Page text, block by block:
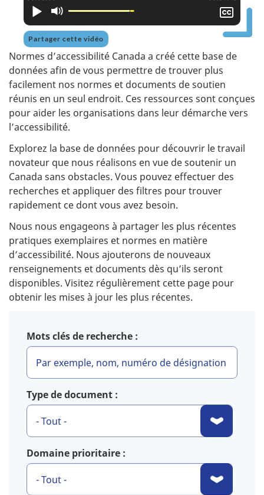
Partager cette vidéo
Lire Activer
le
mode
muet
le
sous-
Normes d’accessibilité Canada a créé cette base de
données afin de vous permettre de trouver plus
facilement nos normes et documents de soutien
réunis en un seul endroit. Ces ressources sont conçues
pour aider les organisations dans leur démarche vers
l’accessibilité.
Explorez la base de données pour découvrir le travail
novateur que nous réalisons en vue de soutenir un
Canada sans obstacles. Vous pouvez effectuer des
recherches et appliquer des filtres pour trouver
rapidement ce dont vous avez besoin.
Nous nous engageons à partager les plus récentes
pratiques exemplaires et normes en matière
d’accessibilité. Nous ajouterons de nouveaux
renseignements et documents dès qu’ils seront
disponibles. Visitez régulièrement cette page pour
obtenir les mises à jour les plus récentes.
Mots clés de recherche :
Type de document :
Domaine prioritaire :